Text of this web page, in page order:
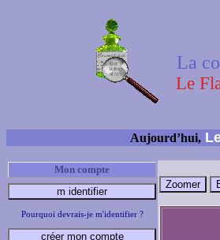
La
Le
Aujourd’hui,
Mon compte
Pourquoi devrais-je m'identifier ?